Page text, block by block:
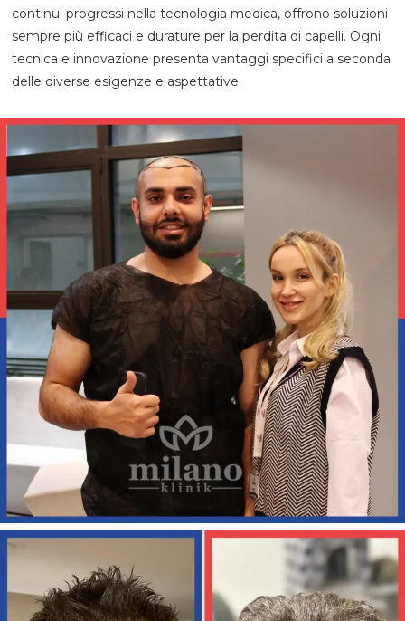
continui progressi nella tecnologia medica, offrono soluzioni
sempre più efficaci e durature per la perdita di capelli. Ogni
tecnica e innovazione presenta vantaggi specifici a seconda
delle diverse esigenze e aspettative.